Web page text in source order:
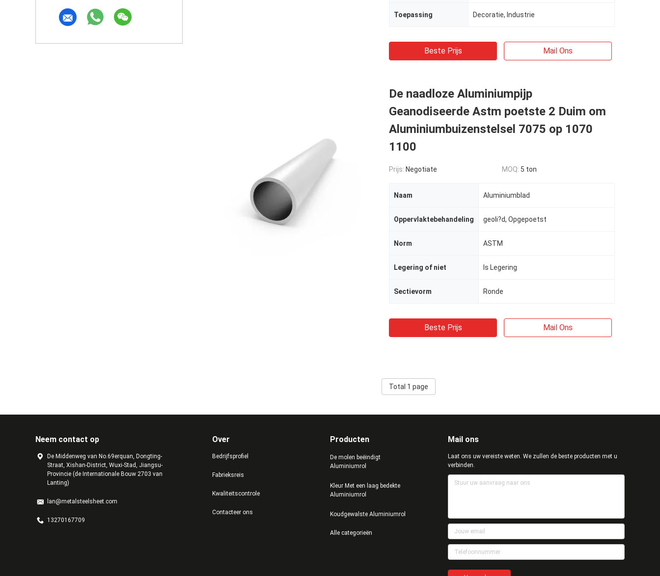
Toepassing Decoratie, Industrie
Beste Prijs Mail Ons
De naadloze Aluminiumpijp
Geanodiseerde Astm poetste 2 Duim om
Aluminiumbuizenstelsel 7075 op 1070
1100
Prijs: Negotiate MOQ: 5 ton
Naam Aluminiumblad
Oppervlaktebehandeling geoli?d, Opgepoetst
Norm ASTM
Legering of niet Is Legering
Sectievorm Ronde
Beste Prijs Mail Ons
Total 1 page
Neem contact op
De Middenweg van No.69erquan, Dongting-
Straat, Xishan-District, Wuxi-Stad, Jiangsu-
Provincie (de Internationale Bouw 2703 van
Lanting)
lan@metalsteelsheet.com
13270167709
Over
Bedrijfsprofiel
Fabrieksreis
Kwaliteitscontrole
Contacteer ons
Producten
De molen beëindigt
Aluminiumrol
Kleur Met een laag bedekte
Aluminiumrol
Koudgewalste Aluminiumrol
Alle categorieën
Mail ons
Laat ons uw vereiste weten. We zullen de beste producten met u
verbinden.